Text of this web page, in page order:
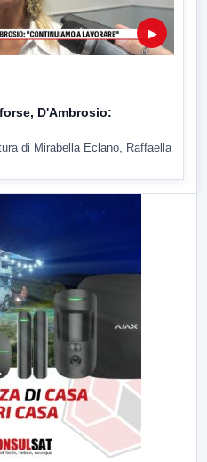
▶
D'Ambrosio:
di Mirabella Eclano, Raffaella